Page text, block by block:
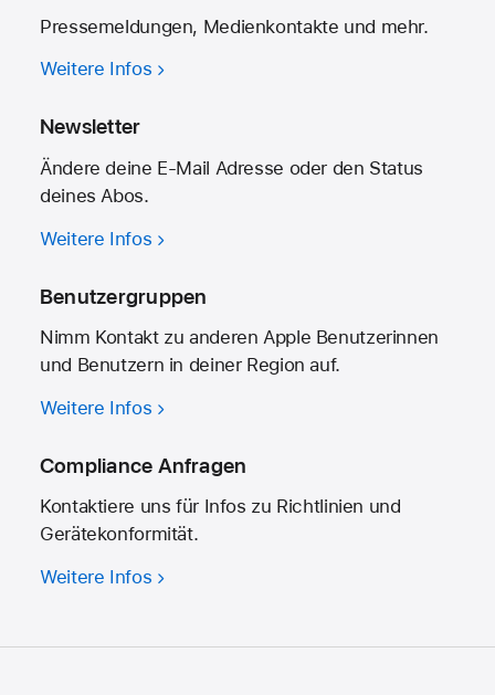
Pressemeldungen, Medien­kontakte und mehr.
Weitere Infos
Newsletter
Ändere deine E-Mail Adresse oder den Status
deines Abos.
Weitere Infos
Benutzergruppen
Nimm Kontakt zu anderen Apple Benutzerinnen
und Benutzern in deiner Region auf.
Weitere Infos
Compliance Anfragen
Kontaktiere uns für Infos zu Richtlinien und
Geräte­konformität.
Weitere Infos